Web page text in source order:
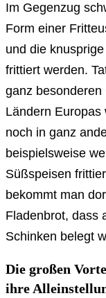
Im Gegenzug
Form einer
und die
frittiert werden.
ganz
Ländern
noch in ganz
beispielsweise
Süßspeisen
bekommt man
Fladenbrot, dass
Schinken belegt
Die großen
ihre